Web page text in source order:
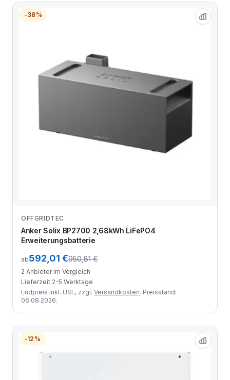
-38%
OFFGRIDTEC
Anker Solix BP2700 2,68kWh LiFePO4
Erweiterungsbatterie
ab592,01 €950,81 €
2 Anbieter im Vergleich
Lieferzeit 2-5 Werktage
Endpreis inkl. USt., zzgl. Versandkosten. Preisstand:
06.08.2026.
-12%